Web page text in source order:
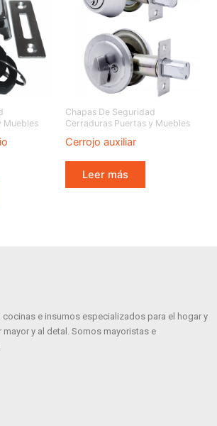
Muebles
Chapas De Seguridad
Cerraduras Puertas y Muebles
Cerrojo auxiliar
Leer más
cocinas e insumos especializados para el hogar y
mayor y al detal. Somos mayoristas e